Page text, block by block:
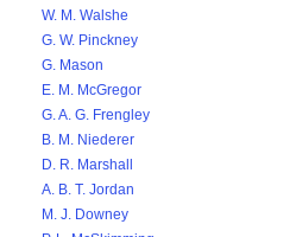
W. M. Walshe
G. W. Pinckney
G. Mason
E. M. McGregor
G. A. G. Frengley
B. M. Niederer
D. R. Marshall
A. B. T. Jordan
M. J. Downey